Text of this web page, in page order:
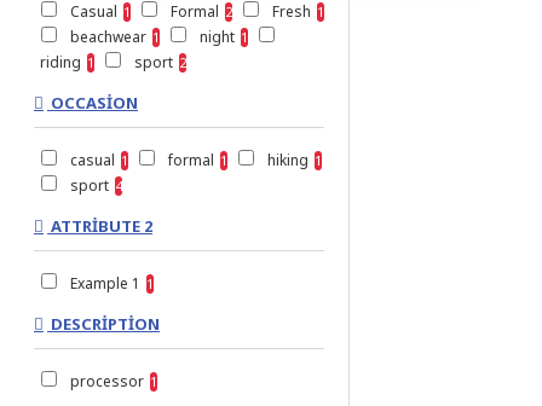
Casual 1 Formal 2 Fresh 1
beachwear 1 night 1
riding 1 sport 2
OCCASION
casual 1 formal 1 hiking 1
sport 4
ATTRIBUTE 2
Example 1 1
DESCRIPTION
processor 1